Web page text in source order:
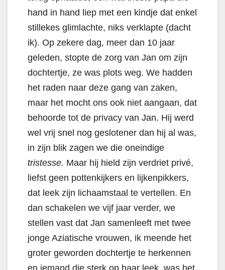
hand in hand liep met een kindje dat enkel
stillekes glimlachte, niks verklapte (dacht
ik). Op zekere dag, meer dan 10 jaar
geleden, stopte de zorg van Jan om zijn
dochtertje, ze was plots weg. We hadden
het raden naar deze gang van zaken,
maar het mocht ons ook niet aangaan, dat
behoorde tot de privacy van Jan. Hij werd
wel vrij snel nog geslotener dan hij al was,
in zijn blik zagen we die oneindige
tristesse. Maar hij hield zijn verdriet privé,
liefst geen pottenkijkers en lijkenpikkers,
dat leek zijn lichaamstaal te vertellen. En
dan schakelen we vijf jaar verder, we
stellen vast dat Jan samenleeft met twee
jonge Aziatische vrouwen, ik meende het
groter geworden dochtertje te herkennen
en iemand die sterk op haar leek, was het